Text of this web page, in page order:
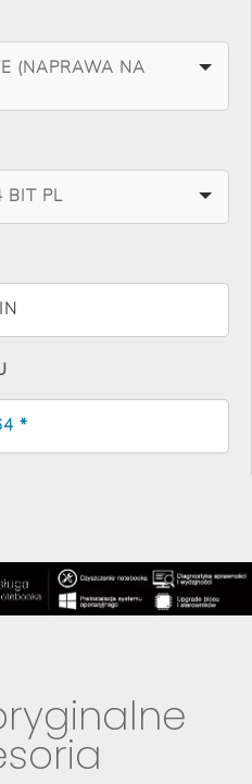
(NAPRAWA NA
BIT PL
*